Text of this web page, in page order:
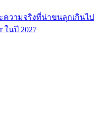
ความจริงที่น่าขนลุกเกินไป
ในปี 2027